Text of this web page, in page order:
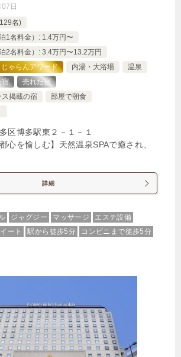
朝食にこだわりぬいたホテル！
IN15:00- OUT
ンダードツインルーム
1泊
合計（税込）
と価格】
禁煙室】スーペリアツインルーム
じゃらんで確認する
日
名)
1名料金）: 1.4万円〜
2名料金）: 3.4万円〜13.2万円
じゃらんアワード 内湯・大浴場
温泉
宿
売れた宿
ス掲載の宿
部屋で朝食
区博多駅東２－１－１
心を愉しむ】天然温泉SPAで癒され、
詳細
ジャグジー マッサージ
エステ設備
ート
駅から徒歩5分 コンビニまで徒歩5分